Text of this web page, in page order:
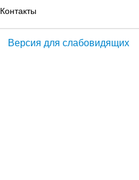
Контакты
Версия для слабовидящих